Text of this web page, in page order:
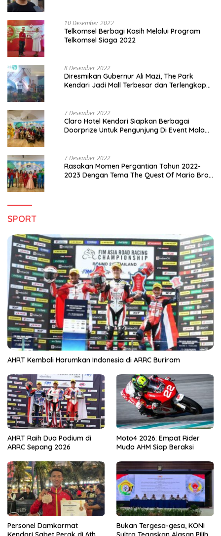
10 Desember 2022
Telkomsel Berbagi Kasih Melalui Program
Telkomsel Siaga 2022
8 Desember 2022
Diresmikan Gubernur Ali Mazi, The Park
Kendari Jadi Mall Terbesar dan Terlengkap
7 Desember 2022
Claro Hotel Kendari Siapkan Berbagai
Doorprize Untuk Pengunjung Di Event Malam
7 Desember 2022
Rasakan Momen Pergantian Tahun 2022-
2023 Dengan Tema The Quest Of Mario Bros
SPORT
AHRT Kembali Harumkan Indonesia di ARRC Buriram
AHRT Raih Dua Podium di
ARRC Sepang 2026
Moto4 2026: Empat Rider
Muda AHM Siap Beraksi
Personel Damkarmat
Bukan Tergesa-gesa, KONI